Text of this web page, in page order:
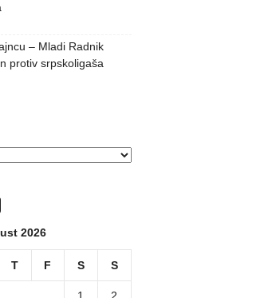
– Mladi Radnik
protiv srpskoligaša
2026
T F S S
1 2